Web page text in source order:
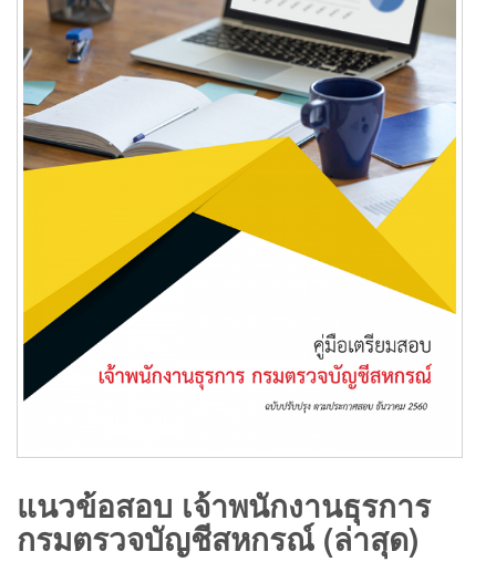
แนวข้อสอบ เจ้าพนักงานธุรการ
กรมตรวจบัญชีสหกรณ์ (ล่าสุด)